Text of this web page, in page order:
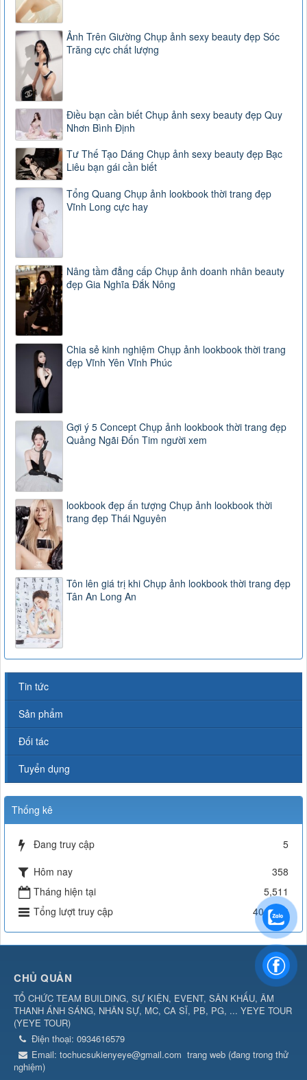
Ảnh Trên Giường Chụp ảnh sexy beauty đẹp Sóc
Trăng cực chất lượng
Điều bạn cần biết Chụp ảnh sexy beauty đẹp Quy
Nhơn Bình Định
Tư Thế Tạo Dáng Chụp ảnh sexy beauty đẹp Bạc
Liêu bạn gái cần biết
Tổng Quang Chụp ảnh lookbook thời trang đẹp
Vĩnh Long cực hay
Nâng tầm đẳng cấp Chụp ảnh doanh nhân beauty
đẹp Gia Nghĩa Đắk Nông
Chia sẻ kinh nghiệm Chụp ảnh lookbook thời trang
đẹp Vĩnh Yên Vĩnh Phúc
Gợi ý 5 Concept Chụp ảnh lookbook thời trang đẹp
Quảng Ngãi Đốn Tim người xem
lookbook đẹp ấn tượng Chụp ảnh lookbook thời
trang đẹp Thái Nguyên
Tôn lên giá trị khi Chụp ảnh lookbook thời trang đẹp
Tân An Long An
Tin tức
Sản phẩm
Đối tác
Tuyển dụng
Thống kê
Đang truy cập
5
Hôm nay
358
Tháng hiện tại
5,511
Tổng lượt truy cập
401,596
CHỦ QUẢN
TỔ CHỨC TEAM BUILDING, SỰ KIỆN, EVENT, SÂN KHẤU, ÂM
THANH ÁNH SÁNG, NHÂN SỰ, MC, CA SĨ, PB, PG, ... YEYE TOUR
(YEYE TOUR)
Điện thoại: 0934616579
Email: tochucsukienyeye@gmail.com trang web (đang trong thử
nghiệm)